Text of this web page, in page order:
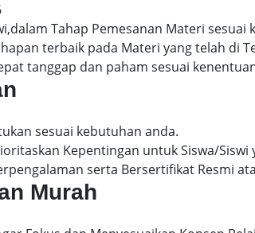
Tahap Pemesanan Materi
terbaik pada Materi yang telah di
tanggap dan paham sesuai
sesuai kebutuhan anda.
Kepentingan untuk Siswa/
serta Bersertifikat Resmi
Murah